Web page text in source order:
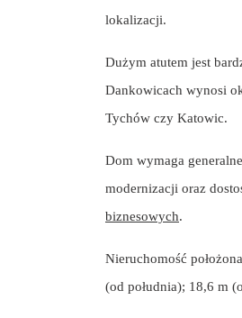
lokalizacji.
Dużym atutem jest
Dankowicach wynosi
Tychów czy Katowic.
Dom wymaga
modernizacji oraz
biznesowych.
Nieruchomość
(od południa); 18,6 m